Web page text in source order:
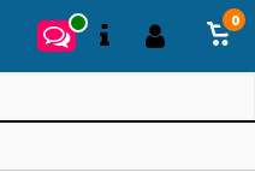
0